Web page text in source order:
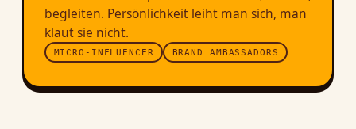
begleiten. Persönlichkeit leiht man sich, man
klaut sie nicht.
MICRO-INFLUENCER BRAND AMBASSADORS